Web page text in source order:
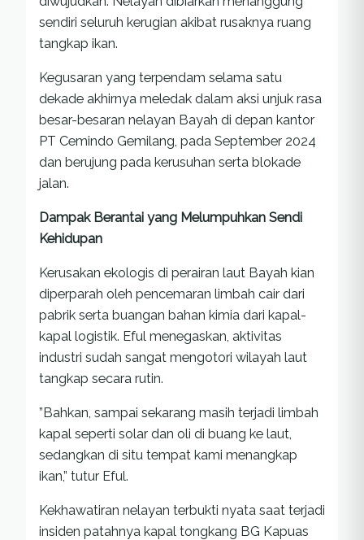
sendiri seluruh kerugian akibat rusaknya ruang
tangkap ikan.
Kegusaran yang terpendam selama satu
dekade akhirnya meledak dalam aksi unjuk rasa
besar-besaran nelayan Bayah di depan kantor
PT Cemindo Gemilang, pada September 2024
dan berujung pada kerusuhan serta blokade
jalan.
Dampak Berantai yang Melumpuhkan Sendi
Kehidupan
Kerusakan ekologis di perairan laut Bayah kian
diperparah oleh pencemaran limbah cair dari
pabrik serta buangan bahan kimia dari kapal-
kapal logistik. Eful menegaskan, aktivitas
industri sudah sangat mengotori wilayah laut
tangkap secara rutin.
”Bahkan, sampai sekarang masih terjadi limbah
kapal seperti solar dan oli di buang ke laut,
sedangkan di situ tempat kami menangkap
ikan,” tutur Eful.
Kekhawatiran nelayan terbukti nyata saat terjadi
insiden patahnya kapal tongkang BG Kapuas